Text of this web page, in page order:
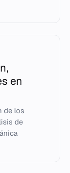
en
de los
de